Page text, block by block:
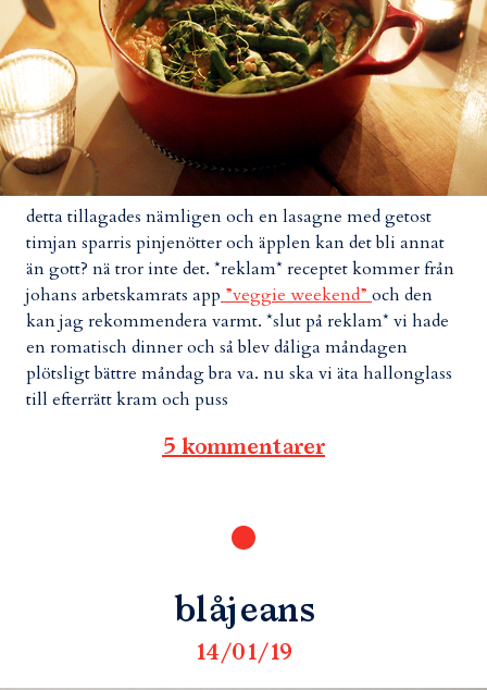
detta tillagades nämligen och en lasagne med getost
timjan sparris pinjenötter och äpplen kan det bli annat
än gott? nä tror inte det. *reklam* receptet kommer från
johans arbetskamrats app ”veggie weekend” och den
kan jag rekommendera varmt. *slut på reklam* vi hade
en romatisch dinner och så blev dåliga måndagen
plötsligt bättre måndag bra va. nu ska vi äta hallonglass
till efterrätt kram och puss
5 kommentarer
blåjeans
14/01/19